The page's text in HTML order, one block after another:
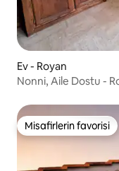
Ev - Royan
Nonni, Aile Dostu -
Misafirlerin favorisi
Misafirlerin favorisi